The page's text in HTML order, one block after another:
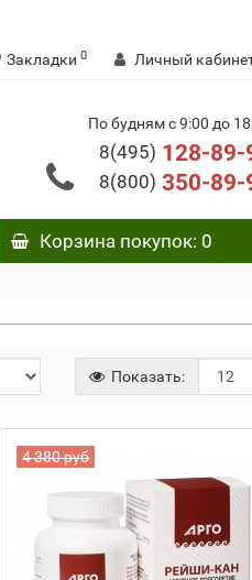
Закладки 0 Личный
По будням с 9:00 до
8(495) 128-89-
8(800) 350-89-
Корзинапокупок: 0
Показать:
4 380 руб